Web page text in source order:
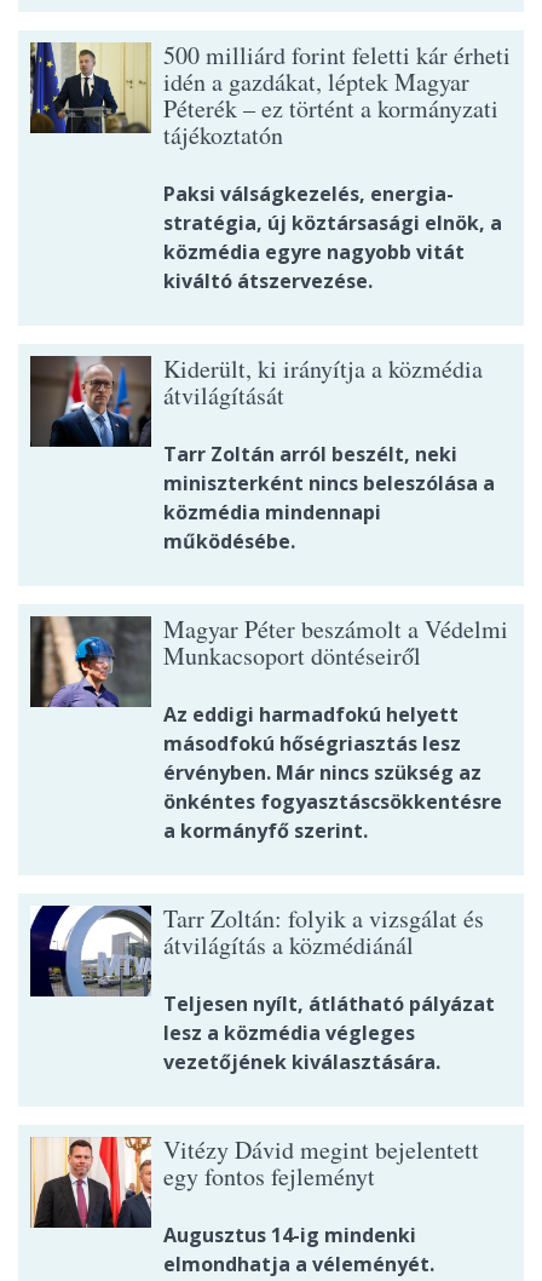
500 milliárd forint feletti kár érheti
idén a gazdákat, léptek Magyar
Péterék – ez történt a kormányzati
tájékoztatón
Paksi válságkezelés, energia-
stratégia, új köztársasági elnök, a
közmédia egyre nagyobb vitát
kiváltó átszervezése.
Kiderült, ki irányítja a közmédia
átvilágítását
Tarr Zoltán arról beszélt, neki
miniszterként nincs beleszólása a
közmédia mindennapi
működésébe.
Magyar Péter beszámolt a Védelmi
Munkacsoport döntéseiről
Az eddigi harmadfokú helyett
másodfokú hőségriasztás lesz
érvényben. Már nincs szükség az
önkéntes fogyasztáscsökkentésre
a kormányfő szerint.
Tarr Zoltán: folyik a vizsgálat és
átvilágítás a közmédiánál
Teljesen nyílt, átlátható pályázat
lesz a közmédia végleges
vezetőjének kiválasztására.
Vitézy Dávid megint bejelentett
egy fontos fejleményt
Augusztus 14-ig mindenki
elmondhatja a véleményét.